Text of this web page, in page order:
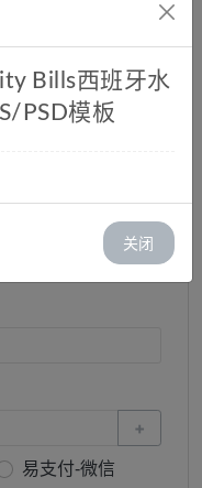
+
易支付-微信
Bills西班牙水
PSD模板
关闭